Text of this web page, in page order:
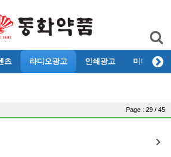
츠 라디오광고 인쇄광고 미디어리뷰
Page : 29 / 45